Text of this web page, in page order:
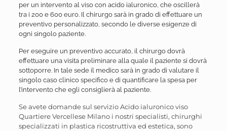
per un intervento al viso con acido ialuronico, che oscillerà
tra i 200 e 600 euro. Il chirurgo sarà in grado di effettuare un
preventivo personalizzato, secondo le diverse esigenze di
ogni singolo paziente.
Per eseguire un preventivo accurato, il chirurgo dovrà
effettuare una visita preliminare alla quale il paziente si dovrà
sottoporre. In tale sede il medico sarà in grado di valutare il
singolo caso clinico specifico e di quantificare la spesa per
l’intervento che egli consiglierà al paziente.
Se avete domande sul servizio Acido ialuronico viso
Quartiere Vercellese Milano i nostri specialisti, chirurghi
specializzati in plastica ricostruttiva ed estetica, sono